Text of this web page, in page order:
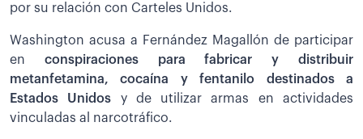
por su relación con Carteles Unidos.
Washington acusa a Fernández Magallón de participar
en conspiraciones para fabricar y distribuir
metanfetamina, cocaína y fentanilo destinados a
Estados Unidos y de utilizar armas en actividades
vinculadas al narcotráfico.